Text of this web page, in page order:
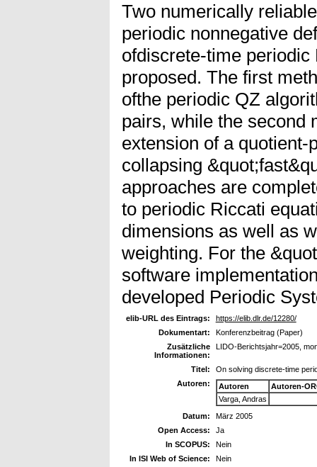
Two numerically
periodic nonnegative
ofdiscrete-time
proposed. The first
ofthe periodic QZ
pairs, while the second
extension of a quotient-
collapsing
approaches are
to periodic Riccati
dimensions as well as
weighting. For the
software
developed Periodic
elib-URL des Eintrags:
https://elib.dlr.de/12280/
Dokumentart:
Konferenzbeitrag (Paper)
Zusätzliche
Informationen:
LIDO-Berichtsjahr=2005,
Titel:
On solving discrete-time
Autoren:
Autoren
Autoren-
Varga, Andras
Datum:
März 2005
Open Access:
Ja
In SCOPUS:
Nein
In ISI Web of Science:
Nein